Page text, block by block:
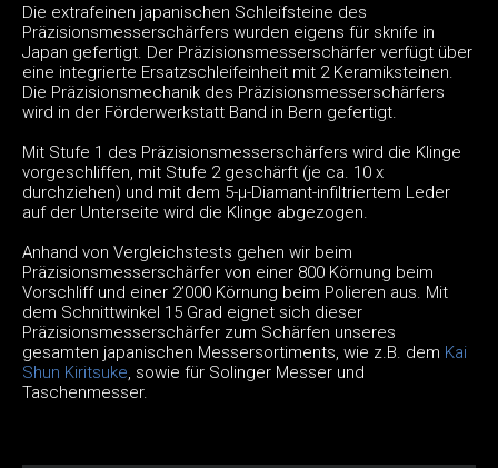
Die extrafeinen japanischen Schleifsteine des
Präzisionsmesserschärfers wurden eigens für sknife in
Japan gefertigt. Der Präzisionsmesserschärfer verfügt über
eine integrierte Ersatzschleifeinheit mit 2 Keramiksteinen.
Die Präzisionsmechanik des Präzisionsmesserschärfers
wird in der Förderwerkstatt Band in Bern gefertigt.
Mit Stufe 1 des Präzisionsmesserschärfers wird die Klinge
vorgeschliffen, mit Stufe 2 geschärft (je ca. 10 x
durchziehen) und mit dem 5-μ-Diamant-infiltriertem Leder
auf der Unterseite wird die Klinge abgezogen.
Anhand von Vergleichstests gehen wir beim
Präzisionsmesserschärfer von einer 800 Körnung beim
Vorschliff und einer 2’000 Körnung beim Polieren aus. Mit
dem Schnittwinkel 15 Grad eignet sich dieser
Präzisionsmesserschärfer zum Schärfen unseres
gesamten japanischen Messersortiments, wie z.B. dem Kai
Shun Kiritsuke, sowie für Solinger Messer und
Taschenmesser.